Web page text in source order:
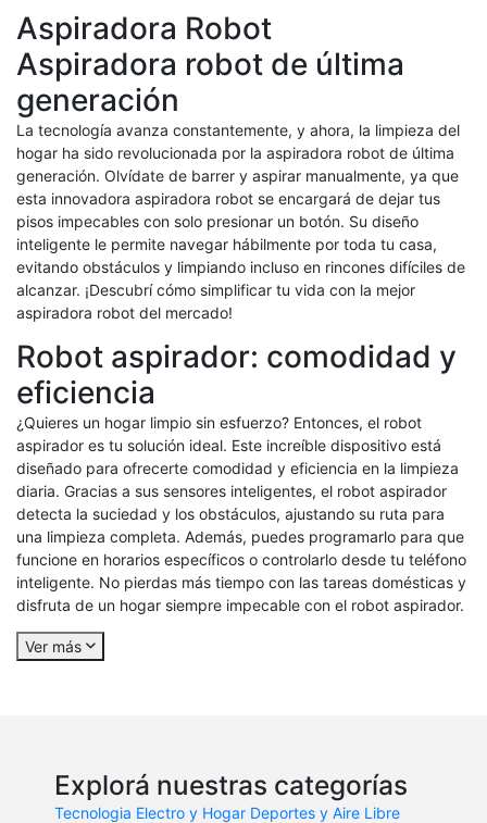
Aspiradora Robot
Aspiradora robot de última
generación
La tecnología avanza constantemente, y ahora, la limpieza del
hogar ha sido revolucionada por la aspiradora robot de última
generación. Olvídate de barrer y aspirar manualmente, ya que
esta innovadora aspiradora robot se encargará de dejar tus
pisos impecables con solo presionar un botón. Su diseño
inteligente le permite navegar hábilmente por toda tu casa,
evitando obstáculos y limpiando incluso en rincones difíciles de
alcanzar. ¡Descubrí cómo simplificar tu vida con la mejor
aspiradora robot del mercado!
Robot aspirador: comodidad y
eficiencia
¿Quieres un hogar limpio sin esfuerzo? Entonces, el robot
aspirador es tu solución ideal. Este increíble dispositivo está
diseñado para ofrecerte comodidad y eficiencia en la limpieza
diaria. Gracias a sus sensores inteligentes, el robot aspirador
detecta la suciedad y los obstáculos, ajustando su ruta para
una limpieza completa. Además, puedes programarlo para que
funcione en horarios específicos o controlarlo desde tu teléfono
inteligente. No pierdas más tiempo con las tareas domésticas y
disfruta de un hogar siempre impecable con el robot aspirador.
Ver más
Explorá nuestras categorías
Tecnologia Electro y Hogar Deportes y Aire Libre